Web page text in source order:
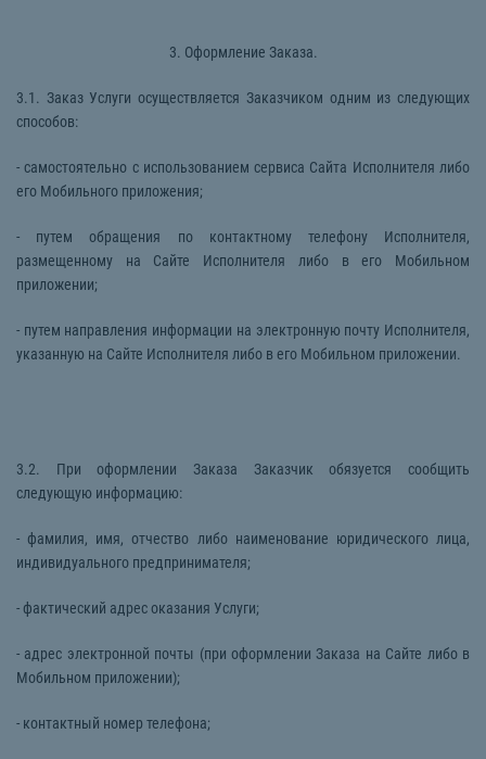
3. Оформление Заказа.
3.1. Заказ Услуги осуществляется Заказчиком одним из следующих
способов:
- самостоятельно с использованием сервиса Сайта Исполнителя либо
его Мобильного приложения;
- путем обращения по контактному телефону Исполнителя,
размещенному на Сайте Исполнителя либо в его Мобильном
приложении;
- путем направления информации на электронную почту Исполнителя,
указанную на Сайте Исполнителя либо в его Мобильном приложении.
3.2. При оформлении Заказа Заказчик обязуется сообщить
следующую информацию:
- фамилия, имя, отчество либо наименование юридического лица,
индивидуального предпринимателя;
- фактический адрес оказания Услуги;
- адрес электронной почты (при оформлении Заказа на Сайте либо в
Мобильном приложении);
- контактный номер телефона;